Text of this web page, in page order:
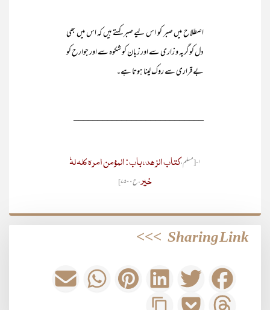
اصطلاح میں صبر کو اس لیے صبر کہتے ہیں کہ اس میں بھی
دل کو گریہ و زاری سے اور زبان کو شکوہ سے اور جوارح کو
بے قراری سے روک لینا ہوتا ہے۔
___________________________
۱- [مسلم،
کتاب الزہد، باب: المؤمن امرہ کلہ لہٗ
خیر، ح۷۵۰۰]
Sharing Link
>>>